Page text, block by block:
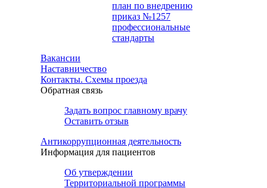
план по внедрению
приказ №1257
профессиональные
стандарты
Вакансии
Наставничество
Контакты. Схемы проезда
Обратная связь
Задать вопрос главному врачу
Оставить отзыв
Антикоррупционная деятельность
Информация для пациентов
Об утверждении
Территориальной программы